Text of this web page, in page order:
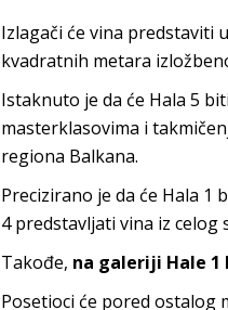
Izlagači će vina predstaviti
kvadratnih metara
Istaknuto je da će Hala 5 biti
masterklasovima i
regiona Balkana.
Precizirano je da će Hala 1
4 predstavljati vina iz celog
Takođe, na galeriji Hale
Posetioci će pored ostalog